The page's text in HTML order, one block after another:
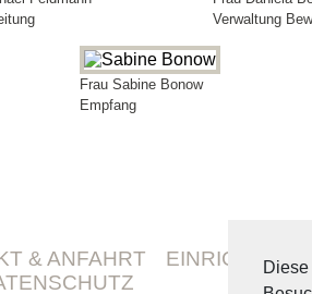
Verwaltung
Frau Sabine Bonow
Empfang
& ANFAHRT